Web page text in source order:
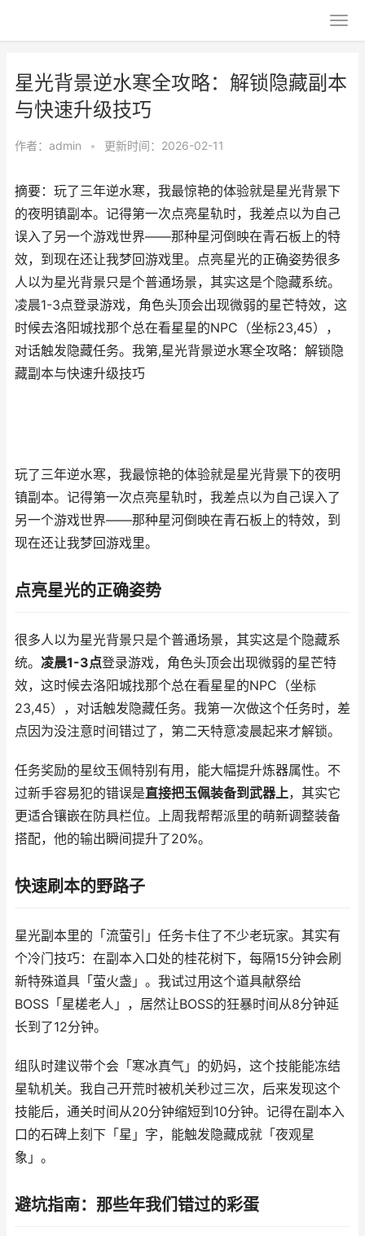
星光背景逆水寒全攻略：解锁隐藏副本
与快速升级技巧
作者： admin • 更新时间：2026-02-11
摘要：玩了三年逆水寒，我最惊艳的体验就是星光背景下
的夜明镇副本。记得第一次点亮星轨时，我差点以为自己
误入了另一个游戏世界——那种星河倒映在青石板上的特
效，到现在还让我梦回游戏里。点亮星光的正确姿势很多
人以为星光背景只是个普通场景，其实这是个隐藏系统。
凌晨1-3点登录游戏，角色头顶会出现微弱的星芒特效，这
时候去洛阳城找那个总在看星星的NPC（坐标23,45），
对话触发隐藏任务。我第,星光背景逆水寒全攻略：解锁隐
藏副本与快速升级技巧
玩了三年逆水寒，我最惊艳的体验就是星光背景下的夜明
镇副本。记得第一次点亮星轨时，我差点以为自己误入了
另一个游戏世界——那种星河倒映在青石板上的特效，到
现在还让我梦回游戏里。
点亮星光的正确姿势
很多人以为星光背景只是个普通场景，其实这是个隐藏系
统。 凌晨1-3点登录游戏，角色头顶会出现微弱的星芒特
效，这时候去洛阳城找那个总在看星星的NPC（坐标
23,45），对话触发隐藏任务。我第一次做这个任务时，差
点因为没注意时间错过了，第二天特意凌晨起来才解锁。
任务奖励的星纹玉佩特别有用，能大幅提升炼器属性。不
过新手容易犯的错误是直接把玉佩装备到武器上，其实它
更适合镶嵌在防具栏位。上周我帮帮派里的萌新调整装备
搭配，他的输出瞬间提升了20%。
快速刷本的野路子
星光副本里的「流萤引」任务卡住了不少老玩家。其实有
个冷门技巧：在副本入口处的桂花树下，每隔15分钟会刷
新特殊道具「萤火盏」。我试过用这个道具献祭给
BOSS「星槎老人」，居然让BOSS的狂暴时间从8分钟延
长到了12分钟。
组队时建议带个会「寒冰真气」的奶妈，这个技能能冻结
星轨机关。我自己开荒时被机关秒过三次，后来发现这个
技能后，通关时间从20分钟缩短到10分钟。记得在副本入
口的石碑上刻下「星」字，能触发隐藏成就「夜观星
象」。
避坑指南：那些年我们错过的彩蛋